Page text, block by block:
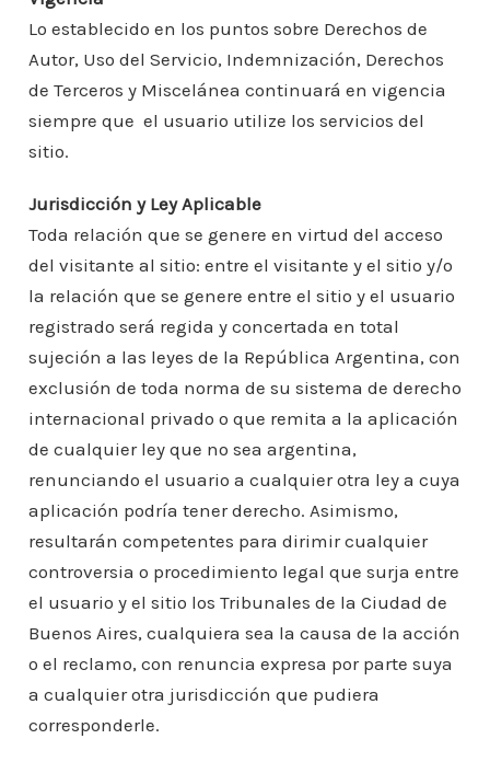
Lo establecido en los puntos sobre Derechos de
Autor, Uso del Servicio, Indemnización, Derechos
de Terceros y Miscelánea continuará en vigencia
siempre que el usuario utilize los servicios del
sitio.
Jurisdicción y Ley Aplicable
Toda relación que se genere en virtud del acceso
del visitante al sitio: entre el visitante y el sitio y/o
la relación que se genere entre el sitio y el usuario
registrado será regida y concertada en total
sujeción a las leyes de la República Argentina, con
exclusión de toda norma de su sistema de derecho
internacional privado o que remita a la aplicación
de cualquier ley que no sea argentina,
renunciando el usuario a cualquier otra ley a cuya
aplicación podría tener derecho. Asimismo,
resultarán competentes para dirimir cualquier
controversia o procedimiento legal que surja entre
el usuario y el sitio los Tribunales de la Ciudad de
Buenos Aires, cualquiera sea la causa de la acción
o el reclamo, con renuncia expresa por parte suya
a cualquier otra jurisdicción que pudiera
corresponderle.